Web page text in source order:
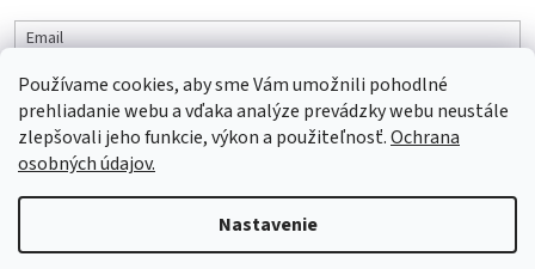
Používame cookies, aby sme Vám umožnili pohodlné
prehliadanie webu a vďaka analýze prevádzky webu neustále
zlepšovali jeho funkcie, výkon a použiteľnosť.Ochrana
osobných údajov.
Nastavenie
Email
PRIHLÁSIŤ SA